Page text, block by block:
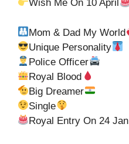
Wish Me On 10 April
Mom & Dad My World
Unique Personality
Police Officer
Royal Blood
Big Dreamer
Single
Royal Entry On 24 Jan